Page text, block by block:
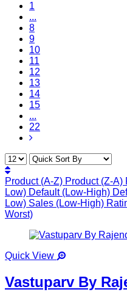
1
...
8
9
10
11
12
13
14
15
...
22
Product (A-Z) Product (Z-A)
Low) Default (Low-High)
Low) Sales (Low-High)
Worst)
Quick View
Vastuparv By